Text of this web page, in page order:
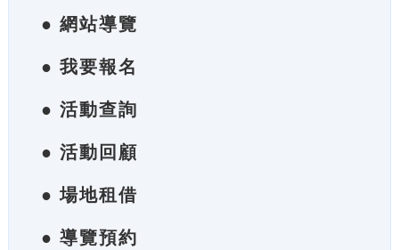
● 網站導覽
● 我要報名
● 活動查詢
● 活動回顧
● 場地租借
● 導覽預約